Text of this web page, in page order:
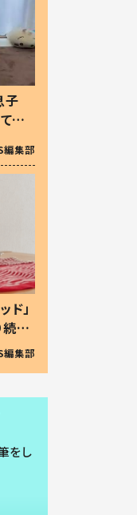
子
を
編集部
ド」
け
子
編集部
をし